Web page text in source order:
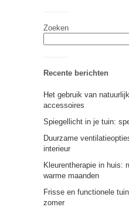
Zoeken
Recente berichten
Het gebruik van
accessoires
Spiegellicht in je tuin:
Duurzame
interieur
Kleurentherapie in huis:
warme maanden
Frisse en functionele
zomer